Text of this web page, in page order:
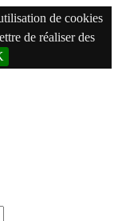
de cookies
de réaliser des